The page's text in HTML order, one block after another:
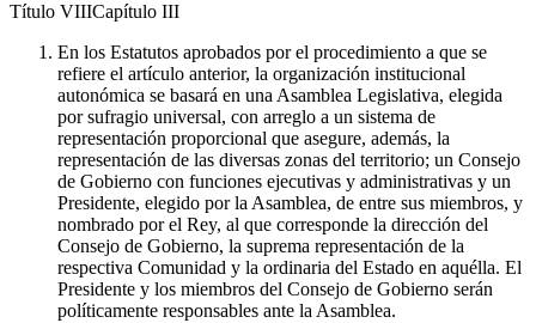
Título VIIICapítulo III
En los Estatutos aprobados por el procedimiento a que se
refiere el artículo anterior, la organización institucional
autonómica se basará en una Asamblea Legislativa, elegida
por sufragio universal, con arreglo a un sistema de
representación proporcional que asegure, además, la
representación de las diversas zonas del territorio; un Consejo
de Gobierno con funciones ejecutivas y administrativas y un
Presidente, elegido por la Asamblea, de entre sus miembros, y
nombrado por el Rey, al que corresponde la dirección del
Consejo de Gobierno, la suprema representación de la
respectiva Comunidad y la ordinaria del Estado en aquélla. El
Presidente y los miembros del Consejo de Gobierno serán
políticamente responsables ante la Asamblea.